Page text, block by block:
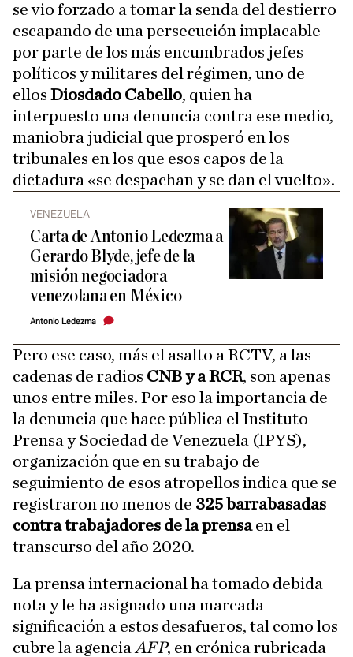
se vio forzado a tomar la senda del destierro
escapando de una persecución implacable
por parte de los más encumbrados jefes
políticos y militares del régimen, uno de
ellos Diosdado Cabello, quien ha
interpuesto una denuncia contra ese medio,
maniobra judicial que prosperó en los
tribunales en los que esos capos de la
dictadura «se despachan y se dan el vuelto».
VENEZUELA
Carta de Antonio Ledezma a
Gerardo Blyde, jefe de la
misión negociadora
venezolana en México
Antonio Ledezma
Pero ese caso, más el asalto a RCTV, a las
cadenas de radios CNB y a RCR, son apenas
unos entre miles. Por eso la importancia de
la denuncia que hace pública el Instituto
Prensa y Sociedad de Venezuela (IPYS),
organización que en su trabajo de
seguimiento de esos atropellos indica que se
registraron no menos de 325 barrabasadas
contra trabajadores de la prensaen el
transcurso del año 2020.
La prensa internacional ha tomado debida
nota y le ha asignado una marcada
significación a estos desafueros, tal como los
cubre la agencia AFP, en crónica rubricada